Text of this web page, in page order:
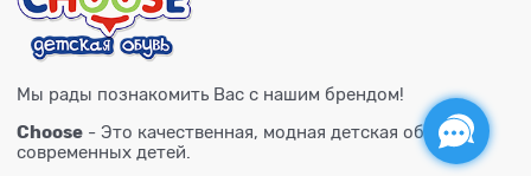
Мы рады познакомить Вас с нашим брендом!
Choose - Это качественная, модная детская обувь для
современных детей.